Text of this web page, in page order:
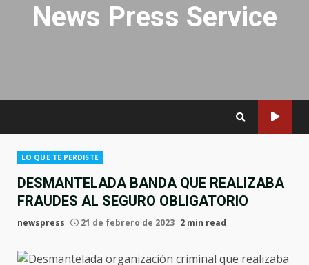
News Press Service
LO QUE TE PERDISTE
DESMANTELADA BANDA QUE REALIZABA
FRAUDES AL SEGURO OBLIGATORIO
newspress 21 de febrero de 2023 2 min read